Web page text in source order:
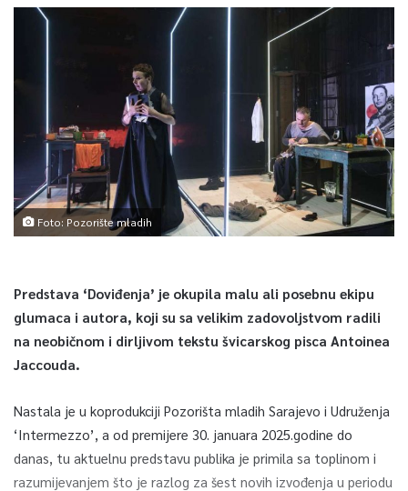
Foto: Pozorište mladih
Predstava ‘Doviđenja’ je okupila malu ali posebnu ekipu
glumaca i autora, koji su sa velikim zadovoljstvom radili
na neobičnom i dirljivom tekstu švicarskog pisca Antoinea
Jaccouda.
Nastala je u koprodukciji Pozorišta mladih Sarajevo i Udruženja
‘Intermezzo’, a od premijere 30. januara 2025.godine do
danas, tu aktuelnu predstavu publika je primila sa toplinom i
razumijevanjem što je razlog za šest novih izvođenja u periodu